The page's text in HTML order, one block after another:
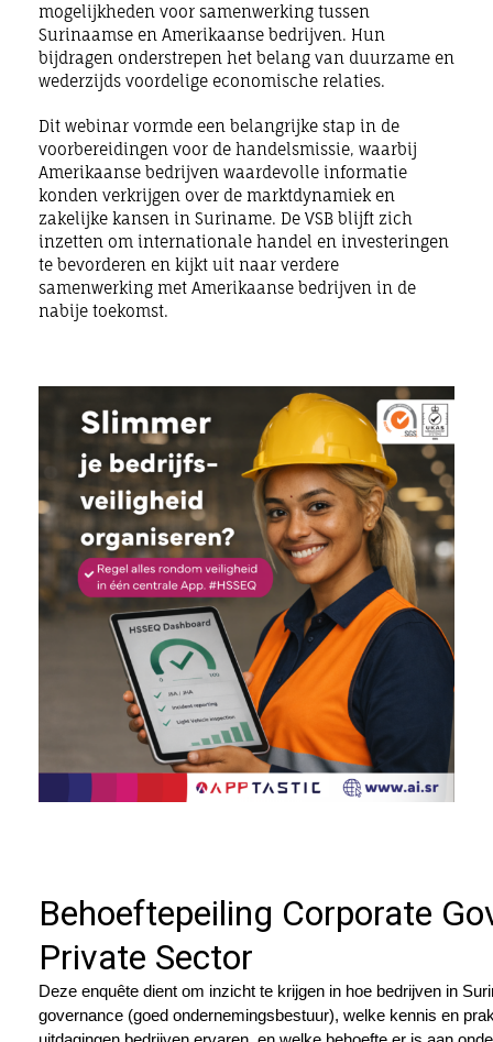
mogelijkheden voor samenwerking tussen
Surinaamse en Amerikaanse bedrijven. Hun
bijdragen onderstrepen het belang van duurzame en
wederzijds voordelige economische relaties.
Dit webinar vormde een belangrijke stap in de
voorbereidingen voor de handelsmissie, waarbij
Amerikaanse bedrijven waardevolle informatie
konden verkrijgen over de marktdynamiek en
zakelijke kansen in Suriname. De VSB blijft zich
inzetten om internationale handel en investeringen
te bevorderen en kijkt uit naar verdere
samenwerking met Amerikaanse bedrijven in de
nabije toekomst.